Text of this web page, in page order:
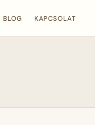
BLOG KAPCSOLAT